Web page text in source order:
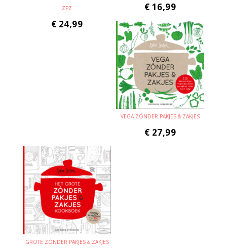
ZPZ
€ 24,99
€ 16,99
VEGA ZÓNDER PAKJES & ZAKJES
€ 27,99
GROTE ZÓNDER PAKJES & ZAKJES